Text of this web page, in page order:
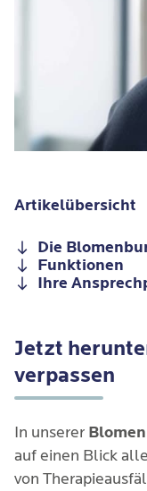
Artikelübersicht
Die
Funktionen
Ihre
Jetzt
verpassen
In unserer
auf einen Blick
von